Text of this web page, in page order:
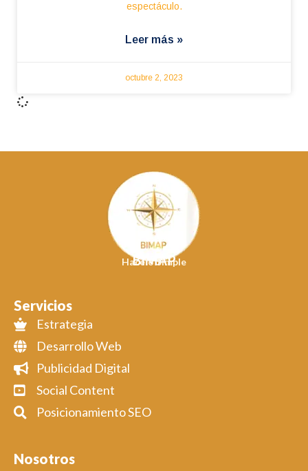
espectáculo.
Leer más »
octubre 2, 2023
BIMAP
Hacelo Simple
Servicios
Estrategia
Desarrollo Web
Publicidad Digital
Social Content
Posicionamiento SEO
Nosotros